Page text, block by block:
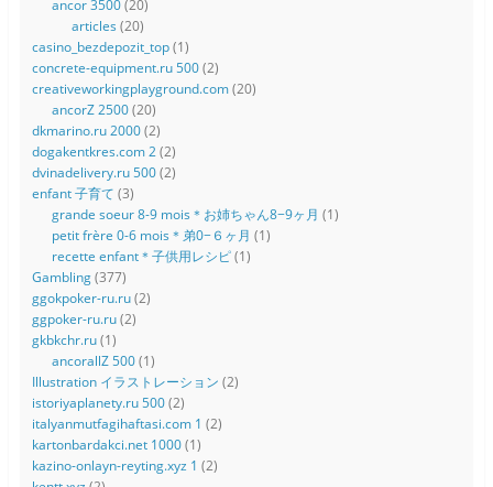
ancor 3500(20)
articles (20)
casino_bezdepozit_top(1)
concrete-equipment.ru 500(2)
creativeworkingplayground.com(20)
ancorZ 2500(20)
dkmarino.ru 2000(2)
dogakentkres.com 2(2)
dvinadelivery.ru 500(2)
enfant 子育て (3)
grande soeur 8-9 mois＊お姉ちゃん8−9ヶ月 (1)
petit frère 0-6 mois＊弟0−６ヶ月 (1)
recette enfant＊子供用レシピ(1)
Gambling(377)
ggokpoker-ru.ru(2)
ggpoker-ru.ru(2)
gkbkchr.ru(1)
ancorallZ 500(1)
Illustration イラストレーション (2)
istoriyaplanety.ru 500(2)
italyanmutfagihaftasi.com 1 (2)
kartonbardakci.net 1000(1)
kazino-onlayn-reyting.xyz 1 (2)